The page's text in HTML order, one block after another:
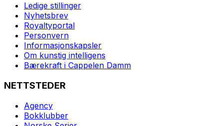
Ledige stillinger
Nyhetsbrev
Royaltyportal
Personvern
Informasjonskapsler
Om kunstig intelligens
Bærekraft i Cappelen Damm
NETTSTEDER
Agency
Bokklubber